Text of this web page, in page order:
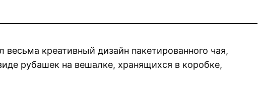
креативный дизайн пакетированного чая,
рубашек на вешалке, хранящихся в коробке,